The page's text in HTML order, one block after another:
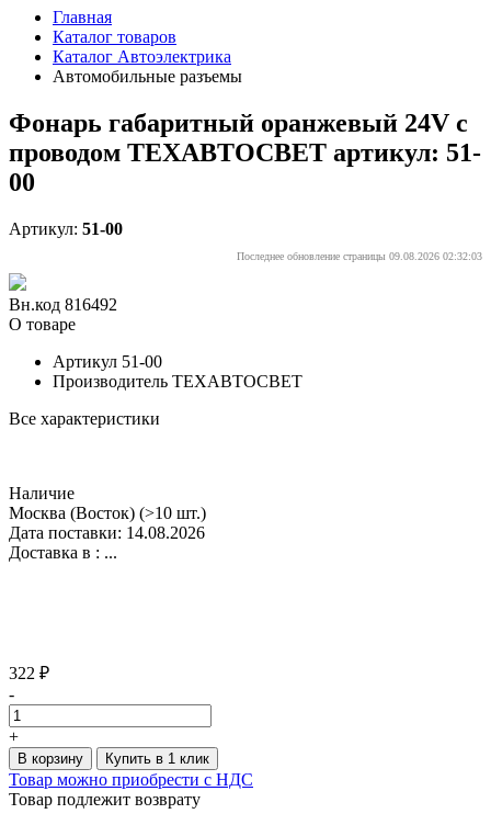
Главная
Каталог товаров
Каталог Автоэлектрика
Автомобильные разъемы
Фонарь габаритный оранжевый 24V с
проводом ТЕХАВТОСВЕТ артикул: 51-
00
Артикул: 51-00
Последнее обновление страницы 09.08.2026 02:32:03
Вн.код 816492
О товаре
Артикул 51-00
Производитель ТЕХАВТОСВЕТ
Все характеристики
Наличие
Москва (Восток) (>10 шт.)
Дата поставки: 14.08.2026
Доставка в : ...
322 ₽
-
+
В корзину Купить в 1 клик
Товар можно приобрести с НДС
Товар подлежит возврату